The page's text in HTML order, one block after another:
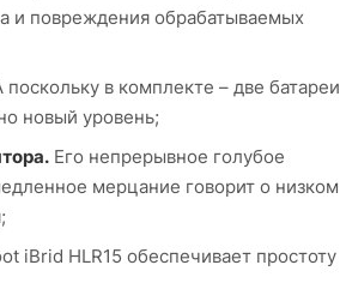
и повреждения обрабатываемых
в комплекте – две батареи
новый уровень;
Его непрерывное голубое
мерцание говорит о низком
iBrid HLR15 обеспечивает простоту